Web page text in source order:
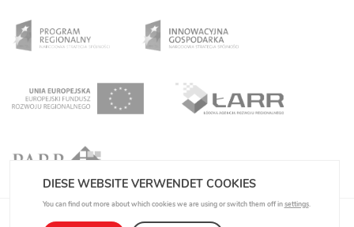
Datenschutzbestimmungen
DIESE WEBSITE VERWENDET COOKIES
You can find out more about which cookies we are using or switch them off insettings.